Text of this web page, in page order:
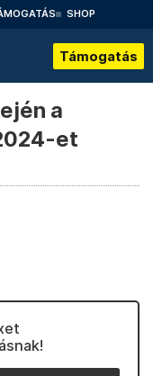
SHOP
Támogatás
a
et